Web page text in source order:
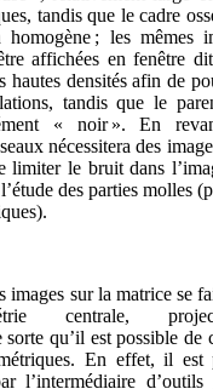
tandis que le cadre
; les mêmes
affichées en fenêtre
hautes densités afin de
tandis que le
« noir ». En
nécessitera des
le bruit dans
des parties molles
images sur la matrice se
centrale,
sorte qu’il est possible de
En effet, il est
l’intermédiaire